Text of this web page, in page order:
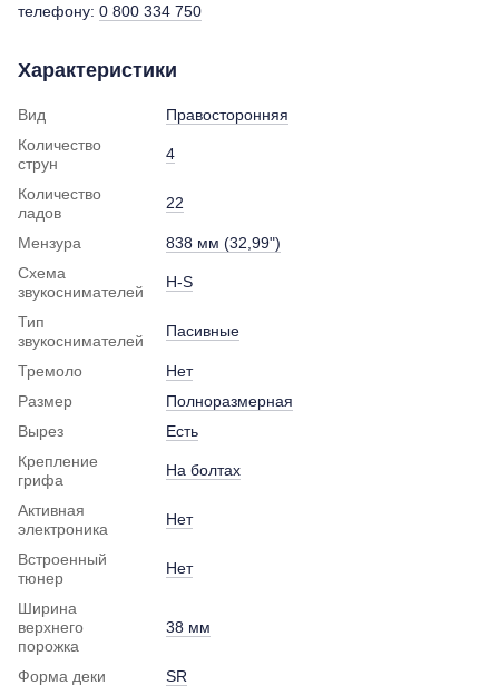
телефону: 0 800 334 750
Характеристики
Вид
Правосторонняя
Количество
струн
4
Количество
ладов
22
Мензура
838 мм (32,99")
Схема
звукоснимателей
H-S
Тип
звукоснимателей
Пасивные
Тремоло
Нет
Размер
Полноразмерная
Вырез
Есть
Крепление
грифа
На болтах
Активная
электроника
Нет
Встроенный
тюнер
Нет
Ширина
верхнего
порожка
38 мм
Форма деки SR